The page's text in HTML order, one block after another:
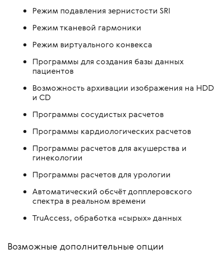
Режим подавления зернистости SRI
Режим тканевой гармоники
Режим виртуального конвекса
Программы для создания базы данных
пациентов
Возможность архивации изображения на HDD
и CD
Программы сосудистых расчетов
Программы кардиологических расчетов
Программы расчетов для акушерства и
гинекологии
Программы расчетов для урологии
Автоматический обсчёт допплеровского
спектра в реальном времени
TruAccess, обработка «сырых» данных
Возможные дополнительные опции